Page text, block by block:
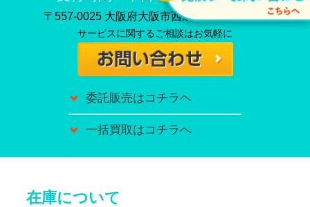
〒557-0025 大阪府大阪市西成区長橋3－6－5
サービスに関するご相談はお気軽に
委託販売はコチラヘ
一括買取はコチラへ
在庫について